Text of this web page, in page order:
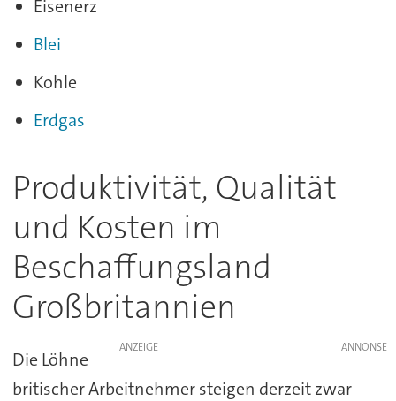
Eisenerz
Blei
Kohle
Erdgas
Produktivität, Qualität
und Kosten im
Beschaffungsland
Großbritannien
ANZEIGE
Die Löhne
britischer Arbeitnehmer steigen derzeit zwar